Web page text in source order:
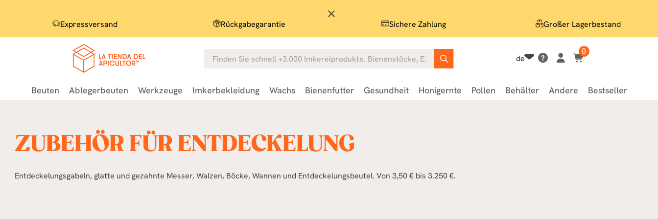
close
Expressversand Rückgabegarantie Sichere Zahlung Großer Lagerbestand
de
0
Beuten Ablegerbeuten Werkzeuge Imkerbekleidung Wachs Bienenfutter Gesundheit Honigernte Pollen Behälter Andere Bestseller
ZUBEHÖR FÜR ENTDECKELUNG
Entdeckelungsgabeln, glatte und gezahnte Messer, Walzen, Böcke, Wannen und Entdeckelungsbeutel. Von 3,50 € bis 3.250 €.